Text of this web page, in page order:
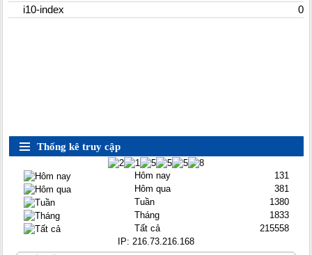
i10-index
0
Thống kê truy cập
Hôm nay
131
Hôm qua
381
Tuần
1380
Tháng
1833
Tất cả
215558
IP: 216.73.216.168